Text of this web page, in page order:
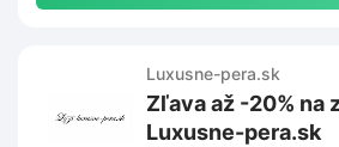
Luxusne-pera.sk
Zľava až -20% na
Luxusne-pera.sk